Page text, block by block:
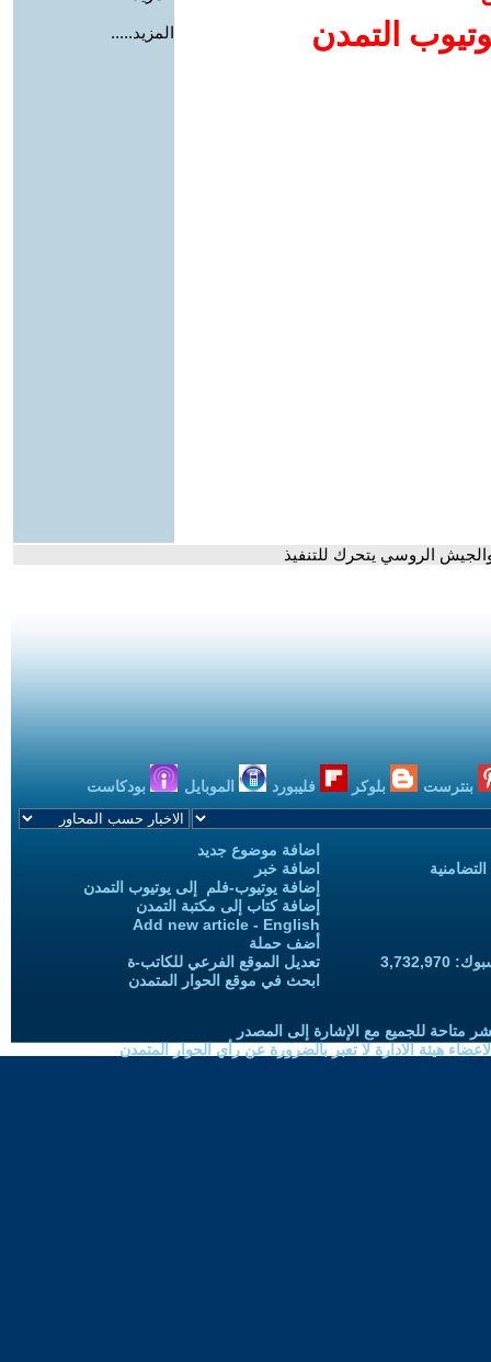
التمدن
المزيد.....
الروسي يتحرك للتنفيذ
بنترست بلوكر فليبورد الموبايل بودكاست
اضافة موضوع جديد
اضافة خبر
إضافة يوتيوب-فلم إلى يوتيوب التمدن
إضافة كتاب إلى مكتبة التمدن
Add new article - English
أضف حملة
تعديل الموقع الفرعي للكاتب-ة
ابحث في موقع الحوار المتمدن
متاحة للجميع مع الإشارة إلى المصدر
هيئة الادارة لا تعبر بالضرورة عن رأي الحوار المتمدن